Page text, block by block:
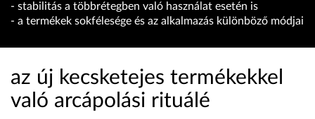
- stabilitás a többrétegben való használat esetén is
- a termékek sokfélesége és az alkalmazás különböző módjai
az új kecsketejes termékekkel
való arcápolási rituálé